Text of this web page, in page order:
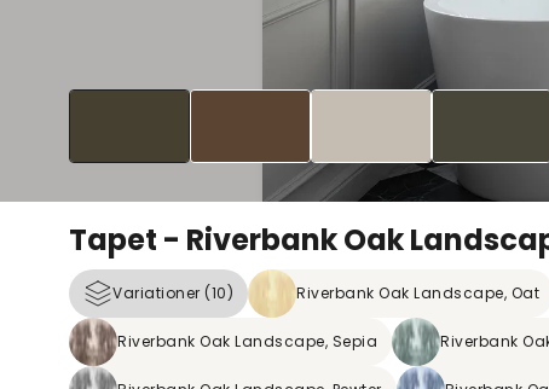
Tapet - Riverbank Oak
Variationer (10) Riverbank Oak Landscape, Oat
Riverbank Oak Landscape, Sepia Riverbank